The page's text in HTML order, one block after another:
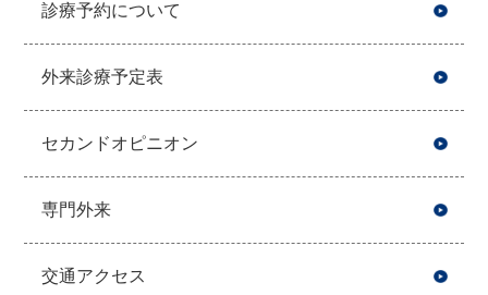
診療予約について
外来診療予定表
セカンドオピニオン
専門外来
交通アクセス